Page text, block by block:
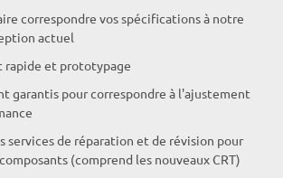
correspondre vos spécifications à notre
actuel
rapide et prototypage
garantis pour correspondre à l'ajustement
services de réparation et de révision pour
(comprend les nouveaux CRT)